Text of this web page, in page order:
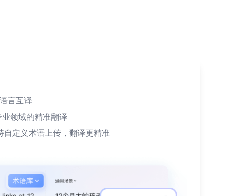
言互译
领域的精准翻译
定义术语上传，翻译更精准